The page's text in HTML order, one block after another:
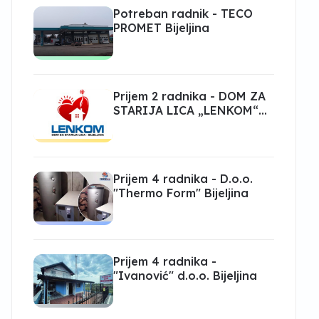
Potreban radnik - TECO
PROMET Bijeljina
Prijem 2 radnika - DOM ZA
STARIJA LICA „LENKOM“
Prijem 4 radnika - D.o.o.
"Thermo Form" Bijeljina
Prijem 4 radnika -
"Ivanović" d.o.o. Bijeljina